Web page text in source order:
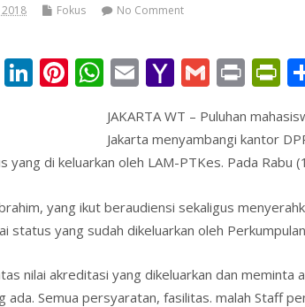
Fokus No Comment
T Li
e
n
Pi
e
W
at
s
p
p
E
ai
l
Y
h
o
M
ai
l
G
ai
l
Pr
t tF
ri
n
dl
y
JAKARTA WT – Puluhan
Jakarta menyambangi kantor
yang di keluarkan oleh LAM-PTKes. Pada Rabu
yang ikut beraudiensi sekaligus
status yang sudah dikeluarkan oleh
nilai akreditasi yang dikeluarkan dan meminta
ada. Semua persyaratan, fasilitas. malah Staff